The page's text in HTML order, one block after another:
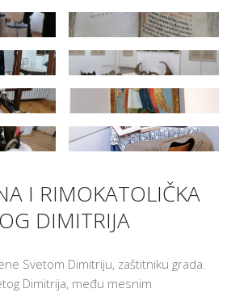
I RIMOKATOLIČKA
DIMITRIJA
Svetom Dimitriju, zaštitniku grada.
Dimitrija, među mesnim